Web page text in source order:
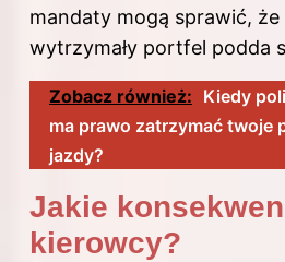
mandaty mogą sprawić,
wytrzymały portfel podda
Zobacz również: Kiedy
ma prawo zatrzymać twoje
jazdy?
Jakie
kierowcy?